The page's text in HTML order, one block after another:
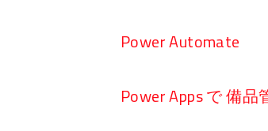
Power Automate
Power Apps で 備